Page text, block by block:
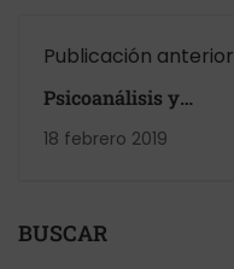
Publicación anterior
Psicoanálisis y
vínculo en
18 febrero 2019
BUSCAR